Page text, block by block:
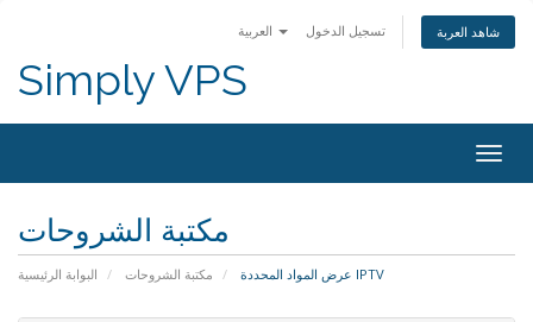
تسجيل الدخول شاهد العربة
Simply VPS
مكتبة الشروحات
البوابة الرئيسية مكتبة الشروحات عرض المواد المحددة IPTV